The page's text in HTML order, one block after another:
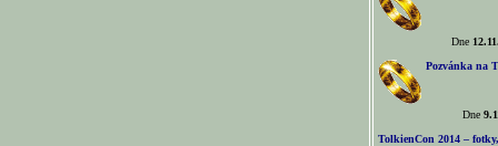
Dne
Pozvánka na
Dne
TolkienCon 2014 –